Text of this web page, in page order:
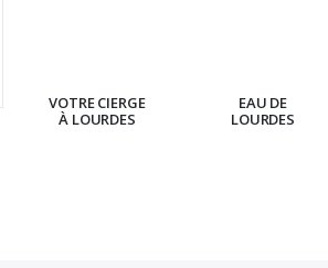
VOTRE CIERGE
À LOURDES
EAU DE
LOURDES